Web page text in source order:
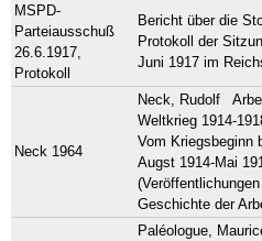
MSPD-
Parteiausschuß
26.6.1917,
Protokoll
Bericht über die
Protokoll der
Juni 1917 im
Neck 1964
Neck, Rudolf
Weltkrieg 1914-
Vom Kriegsbeginn
Augst 1914-Mai
Geschichte der
Paléologue,